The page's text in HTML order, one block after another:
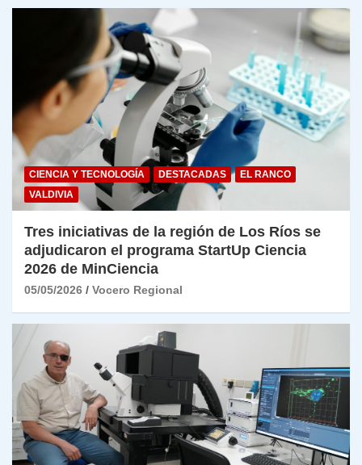
CIENCIA Y TECNOLOGÍA DESTACADAS
EL RANCO
VALDIVIA
Tres iniciativas de la región de Los Ríos se
adjudicaron el programa StartUp Ciencia
2026 de MinCiencia
05/05/2026 Vocero Regional